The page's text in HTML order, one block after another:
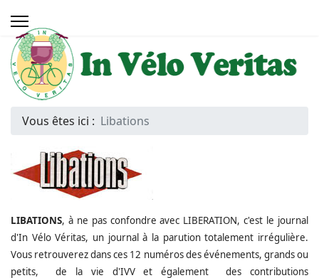
Vous êtes ici : Libations
LIBATIONS, à ne pas confondre avec LIBERATION, c'est le journal
d'In Vélo Véritas, un journal à la parution totalement irrégulière.
Vous retrouverez dans ces 12 numéros des événements, grands ou
petits, de la vie d'IVV et également des contributions